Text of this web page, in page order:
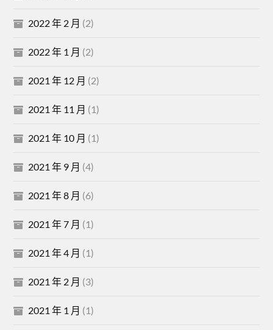
2022 年 2 月 (2)
2022 年 1 月 (2)
2021 年 12 月 (2)
2021 年 11 月 (1)
2021 年 10 月 (1)
2021 年 9 月 (4)
2021 年 8 月 (6)
2021 年 7 月 (1)
2021 年 4 月 (1)
2021 年 2 月 (3)
2021 年 1 月 (1)